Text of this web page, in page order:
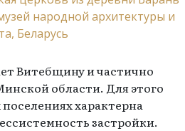
Витебщину и частично
области. Для этого
характерна
застройки.